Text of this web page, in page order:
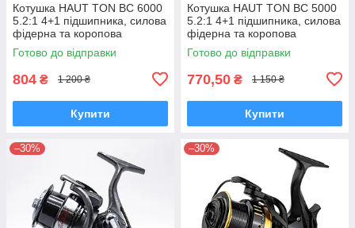
Котушка HAUT TON BC 6000
5.2:1 4+1 підшипника, силова
фідерна та коропова
Готово до відправки
804 ₴ 1 200 ₴
Купити
Котушка HAUT TON BC 5000
5.2:1 4+1 підшипника, силова
фідерна та коропова
Готово до відправки
770,50 ₴ 1 150 ₴
Купити
–30% –30%